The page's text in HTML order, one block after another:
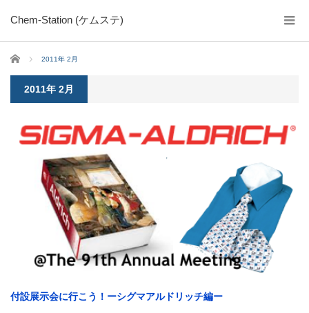
Chem-Station (ケムステ)
ホーム 2011年 2月
2011年 2月
付設展示会に行こう！ーシグマアルドリッチ編ー